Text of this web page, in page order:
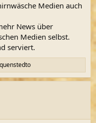
Medien auch
News über
Medien selbst.
serviert.
quenstedto